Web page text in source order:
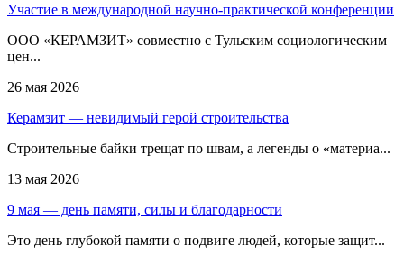
Участие в международной научно-практической конференции
ООО «КЕРАМЗИТ» совместно с Тульским социологическим
цен...
26 мая 2026
Керамзит — невидимый герой строительства
Строительные байки трещат по швам, а легенды о «материа...
13 мая 2026
9 мая — день памяти, силы и благодарности
Это день глубокой памяти о подвиге людей, которые защит...